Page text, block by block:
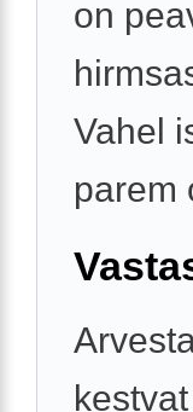
on
Vahel
parem